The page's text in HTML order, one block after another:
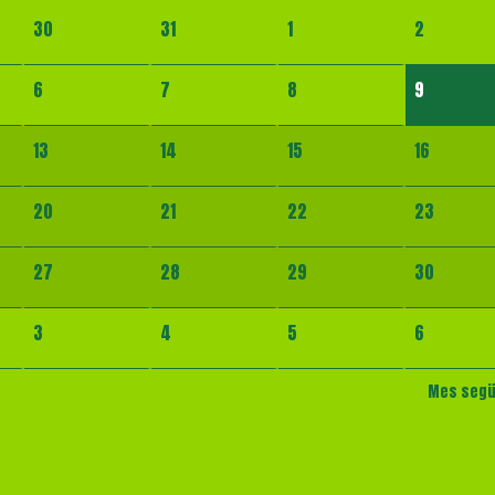
30 31 1 2
6 7 8 9
13 14 15 16
20 21 22 23
27 28 29 30
3 4 5 6
Mes